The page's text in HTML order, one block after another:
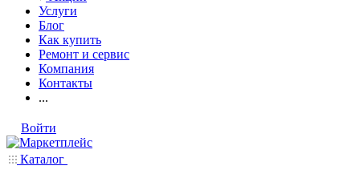
Услуги
Блог
Как купить
Ремонт и сервис
Компания
Контакты
...
Войти
Каталог